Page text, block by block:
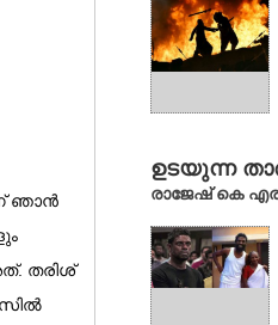
ഞാൻ
തരിശ്
ഉടയുന്ന
രാജേഷ് കെ